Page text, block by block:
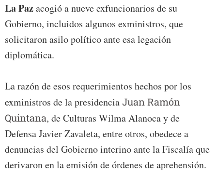
La Pazacogió a nueve exfuncionarios de su
Gobierno, incluidos algunos exministros, que
solicitaron asilo político ante esa legación
diplomática.
La razón de esos requerimientos hechos por los
exministros de la presidenciaJuan Ramón
Quintana, de Culturas Wilma Alanoca y de
Defensa Javier Zavaleta, entre otros, obedece a
denuncias del Gobierno interino ante la Fiscalía que
derivaron en la emisión de órdenes de aprehensión.